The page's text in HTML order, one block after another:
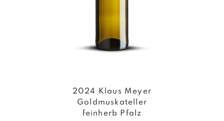
2024 Klaus Meyer
Goldmuskateller
feinherb Pfalz